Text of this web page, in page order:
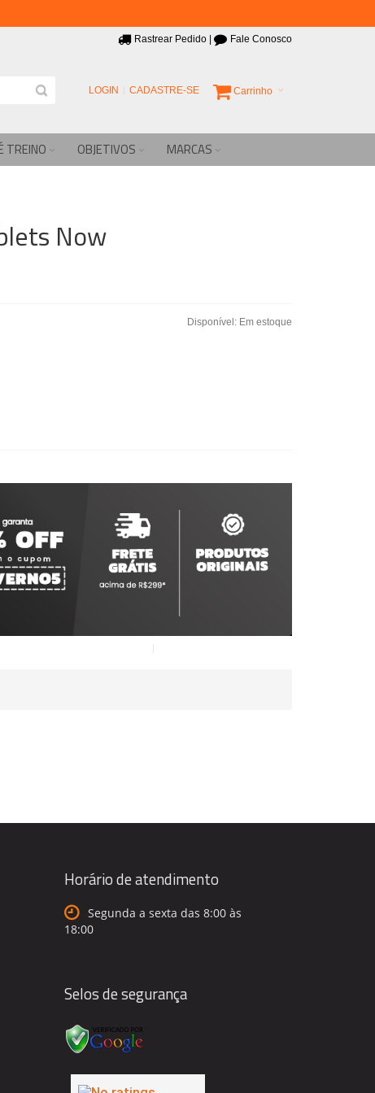
Rastrear Pedido Fale Conosco
Carrinho
LOGIN CADASTRE-SE
TREINO OBJETIVOS MARCAS
Now
Disponível: Em estoque
Horário de atendimento
Segunda a sexta das 8:00 às
18:00
Selos de segurança